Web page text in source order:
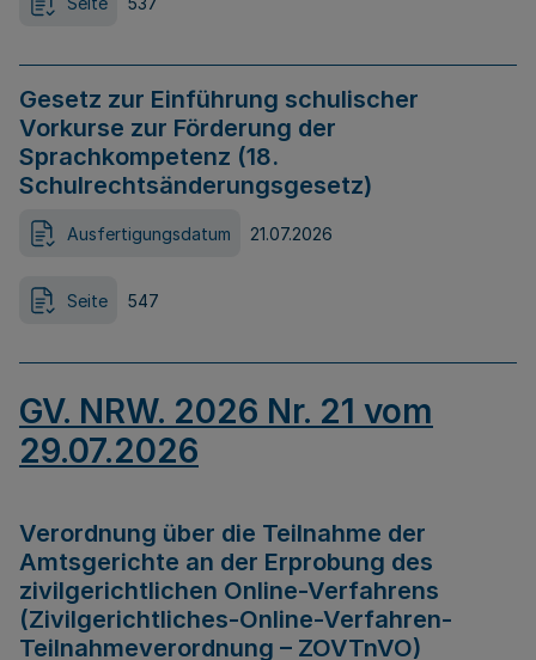
Gesetz zur Einführung schulischer
Vorkurse zur Förderung der
Sprachkompetenz (18.
Schulrechtsänderungsgesetz)
Ausfertigungsdatum 21.07.2026
Seite 547
GV. NRW. 2026 Nr. 21 vom
29.07.2026
Verordnung über die Teilnahme der
Amtsgerichte an der Erprobung des
zivilgerichtlichen Online-Verfahrens
(Zivilgerichtliches-Online-Verfahren-
Teilnahmeverordnung – ZOVTnVO)